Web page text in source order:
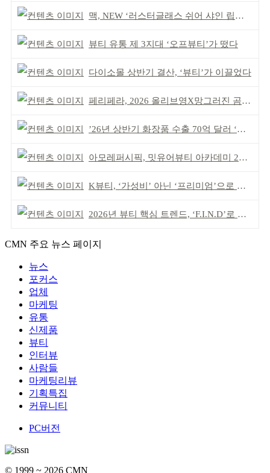
맥, NEW ‘러스터글래스 쉬어 샤인 립스틱’ 출시
뷰티 유통 제 3지대 ‘오프뷰티’가 떴다
다이소몰 상반기 결산, ‘뷰티’가 이끌었다
페리페라, 2026 올리브영X망그러진 곰 콜라보
’26년 상반기 화장품 수출 70억 달러 ‘역대 최고’
아모레퍼시픽, 밋유어뷰티 아카데미 2기 발대식
K뷰티, ‘가성비’ 아닌 ‘프리미엄’으로 승부걸어야
2026년 뷰티 핵심 트렌드, ‘F.I.N.D’로 읽는다
CMN 주요 뉴스 페이지
뉴스
포커스
업체
마케팅
유통
신제품
뷰티
인터뷰
사람들
마케팅리뷰
기획특집
커뮤니티
PC버전
© 1999 ~ 2026 CMN